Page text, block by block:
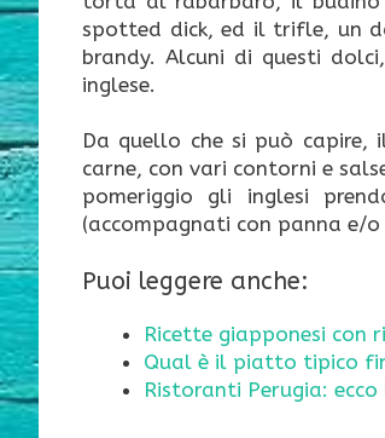
spotted dick, ed il trifle, un
brandy. Alcuni di questi
inglese.
Da quello che si può
carne, con vari contorni e
pomeriggio gli inglesi
(accompagnati con panna e/
Puoi leggere anche:
Ricette giapponesi con
Qual è il piatto tipico
Ristoranti Perugia: